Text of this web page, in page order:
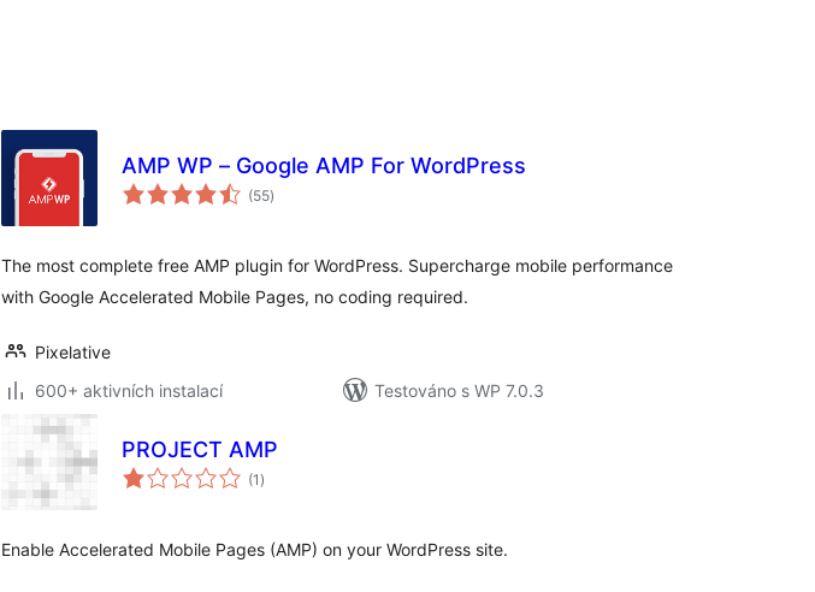
AMP WP – Google AMP For WordPress
(55celkové
hodnocení
)
The most complete free AMP plugin for WordPress. Supercharge mobile performance
with Google Accelerated Mobile Pages, no coding required.
Pixelative
600+ aktivních instalací
Testováno s WP 7.0.3
PROJECT AMP
(1 celkové
hodnocení
)
Enable Accelerated Mobile Pages (AMP) on your WordPress site.